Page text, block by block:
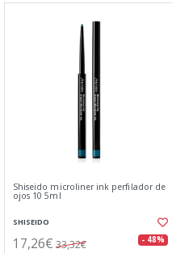
Shiseido microliner ink perfilador de
ojos 10 5ml
SHISEIDO
17,26€ 33,32€ - 48%